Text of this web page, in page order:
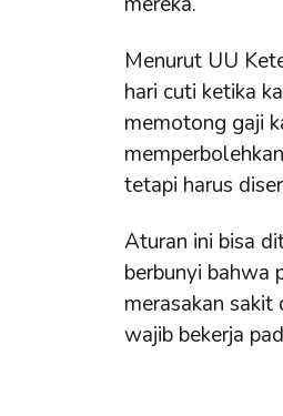
Menurut UU
hari cuti ketika
memotong gaji
tetapi harus
Aturan ini bisa
berbunyi bahwa
merasakan sakit
wajib bekerja